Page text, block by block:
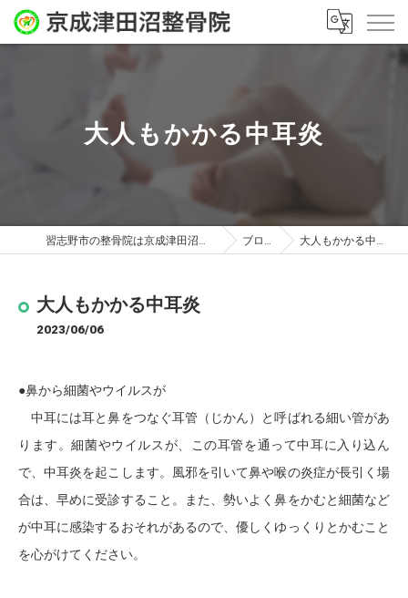
大人もかかる中耳炎
習志野市の整骨院は京成津田沼整骨院 ブログ 大人もかかる中耳炎
大人もかかる中耳炎
2023/06/06
●鼻から細菌やウイルスが
中耳には耳と鼻をつなぐ耳管（じかん）と呼ばれる細い管があ
ります。細菌やウイルスが、この耳管を通って中耳に入り込ん
で、中耳炎を起こします。風邪を引いて鼻や喉の炎症が長引く場
合は、早めに受診すること。また、勢いよく鼻をかむと細菌など
が中耳に感染するおそれがあるので、優しくゆっくりとかむこと
を心がけてください。